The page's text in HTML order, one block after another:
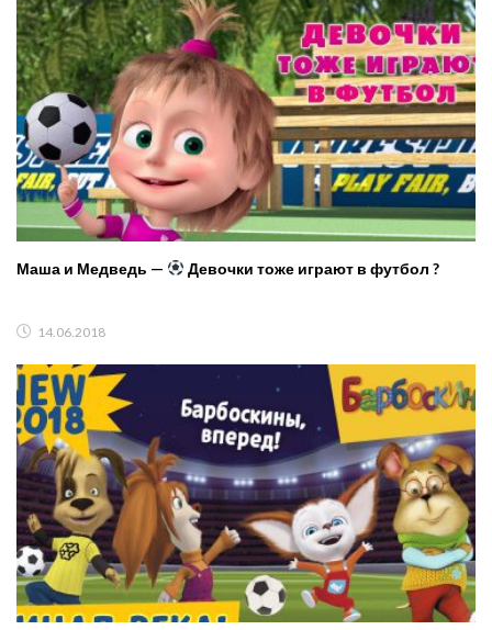
Маша и Медведь — Девочки тоже играют в футбол ?
14.06.2018